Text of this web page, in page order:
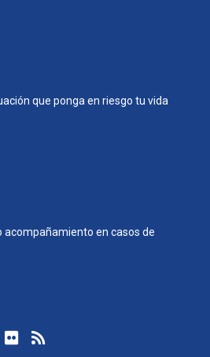
que ponga en riesgo tu vida
acompañamiento en casos de